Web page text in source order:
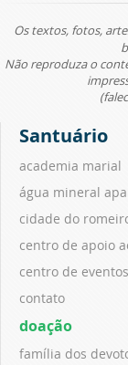
Os textos, fotos,
Não reproduza o
Santuário
academia marial
água mineral
cidade do
centro de apoio
centro de
contato
doação
família dos